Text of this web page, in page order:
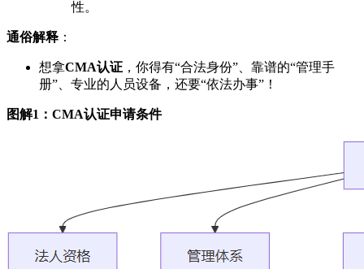
性。
通俗解释 ：
想拿CMA认证 ，你得有“合法身份”、靠谱的“管理手
册”、专业的人员设备，还要“依法办事”！
图解1：CMA认证申请条件